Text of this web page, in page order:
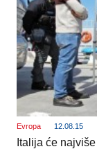
Evropa 12.08.15
Italija će